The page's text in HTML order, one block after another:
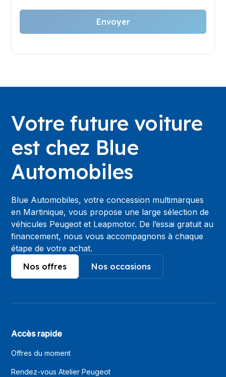
Votre future voiture
est chez Blue
Automobiles
Blue Automobiles, votre concession multimarques
en Martinique, vous propose une large sélection de
véhicules Peugeot et Leapmotor. De l’essai gratuit au
financement, nous vous accompagnons à chaque
étape de votre achat.
Nos offres
Nos occasions
Accès rapide
Offres du moment
Rendez-vous Atelier Peugeot